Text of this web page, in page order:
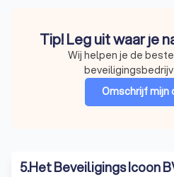
Tip! Leg uit waar je
Wij helpen je de
Omschrijf mijn
5.Het Beveiligings Icoon